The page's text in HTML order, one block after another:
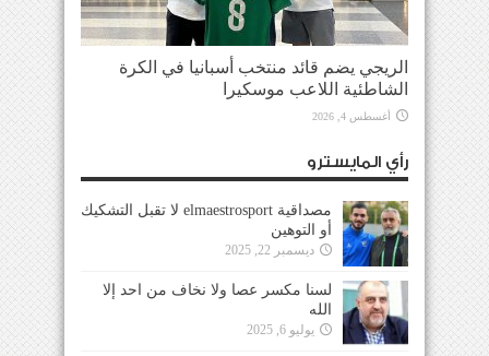
الريجي يضم قائد منتخب أسبانيا في الكرة
الشاطئية اللاعب موسكيرا
أغسطس 4, 2026
رأي المايسترو
مصداقية elmaestrosport لا تقبل التشكيك
أو التوهين
ديسمبر 22, 2025
لسنا مكسر عصا ولا نخاف من احد إلا
الله
يوليو 6, 2025